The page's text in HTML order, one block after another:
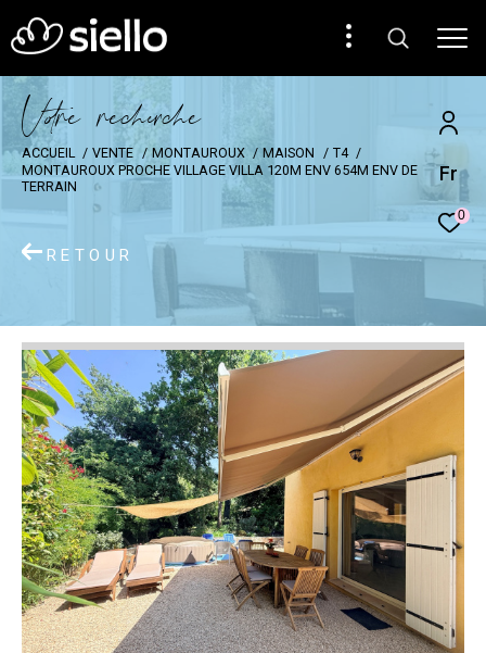
Fr
0
Vore recece
ACCUEIL VENTE MONTAUROUX MAISON
T4
MONTAUROUX PROCHE VILLAGE VILLA 120M ENV 654M ENV DE
TERRAIN
RETOUR